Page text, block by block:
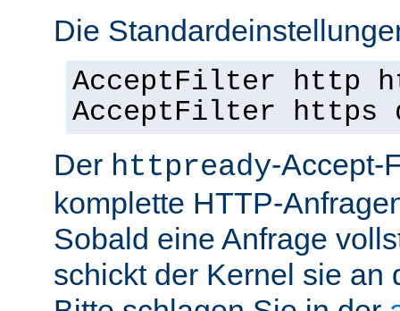
Die
AcceptFilter http
AcceptFilter https
Der httpready-Accept-
komplette HTTP-
Sobald eine Anfrage
schickt der Kernel sie an